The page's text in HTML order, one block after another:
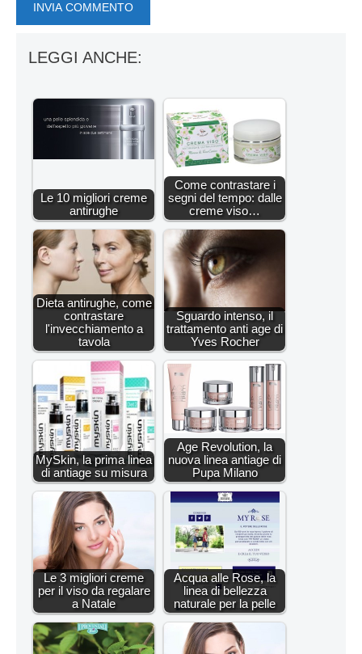
LEGGI ANCHE:
Le 10 migliori creme
antirughe
Come contrastare i
segni del tempo: dalle
creme viso…
Dieta antirughe, come
contrastare
l'invecchiamento a
tavola
Sguardo intenso, il
trattamento anti age di
Yves Rocher
MySkin, la prima linea
di antiage su misura
Age Revolution, la
nuova linea antiage di
Pupa Milano
Le 3 migliori creme
per il viso da regalare
a Natale
Acqua alle Rose, la
linea di bellezza
naturale per la pelle